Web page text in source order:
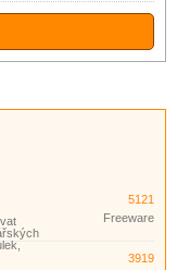
5121
Freeware
3919